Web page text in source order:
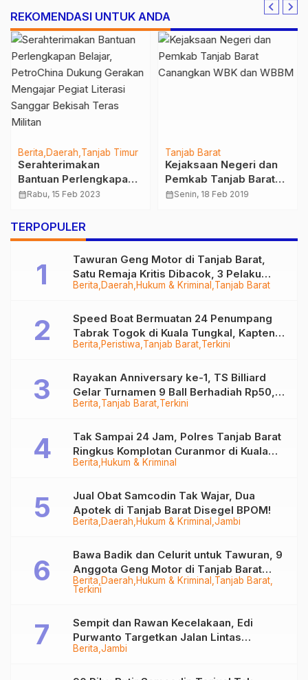
REKOMENDASI UNTUK ANDA
Berita Daerah Tanjab Timur
Serahterimakan
Bantuan Perlengkapan
Belajar, PetroChina
Mengajar Pegiat
Literasi Sanggar
calendar_monthRabu, 15 Feb 2023
Tanjab Barat
Kejaksaan Negeri dan
Pemkab Tanjab Barat
Canangkan WBK dan
calendar_monthSenin, 18 Feb 2019
TERPOPULER
Berita Daerah Hukum & Kriminal Tanjab Barat
Tawuran Geng Motor di Tanjab Barat,
Satu Remaja Kritis Dibacok, 3 Pelaku
Ditangkap
Berita Peristiwa Tanjab Barat Terkini
Speed Boat Bermuatan 24 Penumpang
Tabrak Togok di Kuala Tungkal, Kapten
Sempat Hilang
Berita Tanjab Barat Terkini
Rayakan Anniversary ke-1, TS Billiard
Gelar Turnamen 9 Ball Berhadiah Rp50,8
Juta
Berita Hukum & Kriminal
Tak Sampai 24 Jam, Polres Tanjab Barat
Ringkus Komplotan Curanmor di Kuala
Tungkal
Berita Daerah Hukum & Kriminal Jambi
Jual Obat Samcodin Tak Wajar, Dua
Apotek di Tanjab Barat Disegel BPOM!
Berita Daerah Hukum & Kriminal Tanjab Barat
Terkini
Bawa Badik dan Celurit untuk Tawuran, 9
Anggota Geng Motor di Tanjab Barat
Diringkus
Berita Jambi
Sempit dan Rawan Kecelakaan, Edi
Purwanto Targetkan Jalan Lintas
Tungkal-Jambi Mulus di 2028